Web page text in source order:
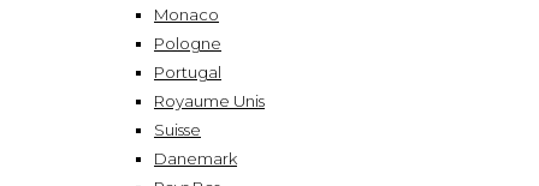
Monaco
Pologne
Portugal
Royaume Unis
Suisse
Danemark